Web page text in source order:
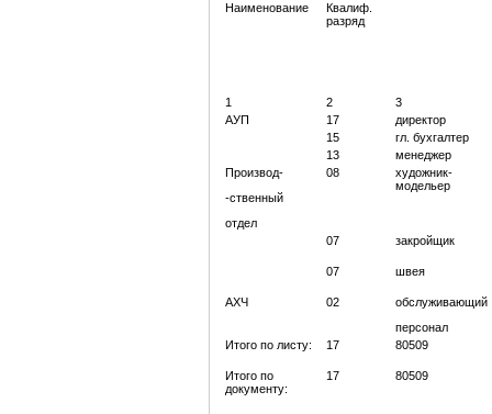
Наименование
Квалиф.
разряд
1 2
3
АУП
17
директор
15
гл. бухгалтер
13
менеджер
Производ-
-ственный
отдел
08
художник-
модельер
07 закройщик
07 швея
АХЧ 02
обслуживающий
персонал
Итого по листу:
17 80509
Итого по
документу:
17 80509